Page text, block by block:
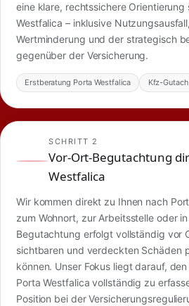
eine klare, rechtssichere Orientierung
Westfalica – inklusive
Wertminderung und der strategisch
gegenüber der Versicherung.
Erstberatung Porta Westfalica Kfz-
SCHRITT 2
Vor-Ort-Begutachtung
Westfalica
Wir kommen direkt zu Ihnen nach
zum Wohnort, zur Arbeitsstelle oder
Begutachtung erfolgt vollständig vor
sichtbaren und verdeckten Schäden
können. Unser Fokus liegt darauf,
Porta Westfalica vollständig zu
Position bei der